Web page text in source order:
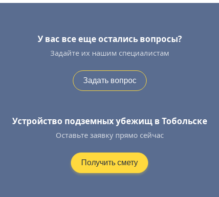
У вас все еще остались вопросы?
Задайте их нашим специалистам
Задать вопрос
Устройство подземных убежищ в Тобольске
Оставьте заявку прямо сейчас
Получить смету